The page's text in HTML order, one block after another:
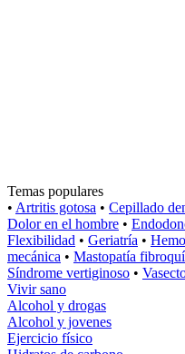
Temas populares
• Artritis gotosa • Cepillado
Dolor en el hombre •
Flexibilidad • Geriatría •
mecánica • Mastopatía
Síndrome vertiginoso •
Vivir sano
Alcohol y drogas
Alcohol y jovenes
Ejercicio físico